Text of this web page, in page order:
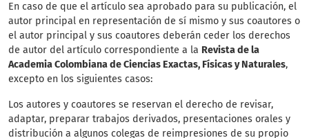
En caso de que el artículo sea aprobado para su publicación, el
autor principal en representación de sí mismo y sus coautores o
el autor principal y sus coautores deberán ceder los derechos
de autor del artículo correspondiente a la Revista de la
Academia Colombiana de Ciencias Exactas, Físicas y Naturales,
excepto en los siguientes casos:
Los autores y coautores se reservan el derecho de revisar,
adaptar, preparar trabajos derivados, presentaciones orales y
distribución a algunos colegas de reimpresiones de su propio